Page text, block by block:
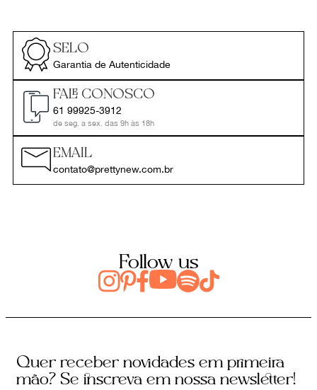
SELO
Garantia de Autenticidade
FALE CONOSCO
61 99925-3912
de seg. a sex. das 9h às 18h
EMAIL
contato@prettynew.com.br
Follow us
Quer receber novidades em primeira
mão? Se inscreva em nossa newsletter!